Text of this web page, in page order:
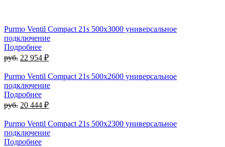
Purmo Ventil Compact 21s 500х3000 универсальное
подключение
Подробнее
руб. 22 954 ₽
Purmo Ventil Compact 21s 500х2600 универсальное
подключение
Подробнее
руб. 20 444 ₽
Purmo Ventil Compact 21s 500х2300 универсальное
подключение
Подробнее